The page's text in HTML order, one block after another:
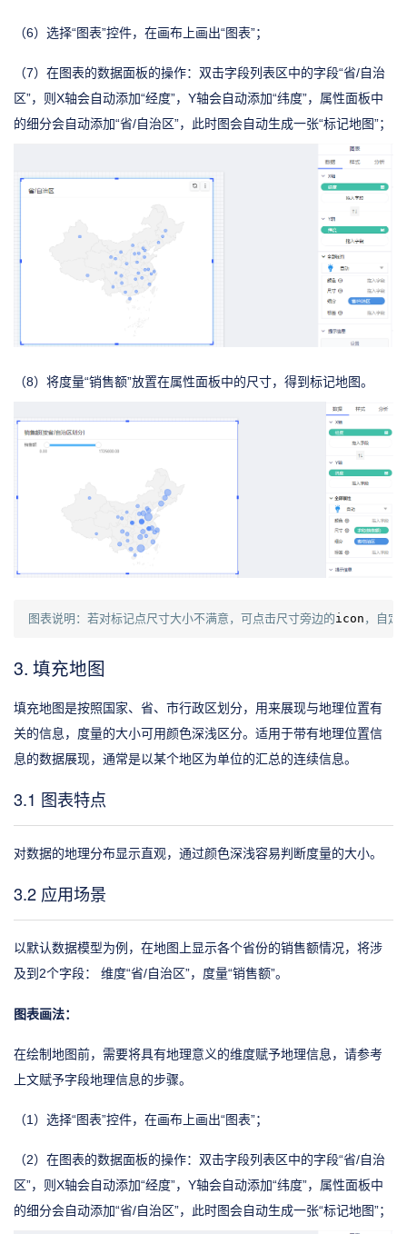
（6）选择“图表”控件，在画布上画出“图表”；
（7）在图表的数据面板的操作：双击字段列表区中的字段“省/自治
区”，则X轴会自动添加“经度”，Y轴会自动添加“纬度”，属性面板中
的细分会自动添加“省/自治区”，此时图会自动生成一张“标记地图”；
（8）将度量“销售额”放置在属性面板中的尺寸，得到标记地图。
图表说明：若对标记点尺寸大小不满意，可点击尺寸旁边的icon ，自定
3. 填充地图
填充地图是按照国家、省、市行政区划分，用来展现与地理位置有
关的信息，度量的大小可用颜色深浅区分。适用于带有地理位置信
息的数据展现，通常是以某个地区为单位的汇总的连续信息。
3.1 图表特点
对数据的地理分布显示直观，通过颜色深浅容易判断度量的大小。
3.2 应用场景
以默认数据模型为例，在地图上显示各个省份的销售额情况，将涉
及到2个字段： 维度“省/自治区”，度量“销售额”。
图表画法：
在绘制地图前，需要将具有地理意义的维度赋予地理信息，请参考
上文赋予字段地理信息的步骤。
（1）选择“图表”控件，在画布上画出“图表”；
（2）在图表的数据面板的操作：双击字段列表区中的字段“省/自治
区”，则X轴会自动添加“经度”，Y轴会自动添加“纬度”，属性面板中
的细分会自动添加“省/自治区”，此时图会自动生成一张“标记地图”；